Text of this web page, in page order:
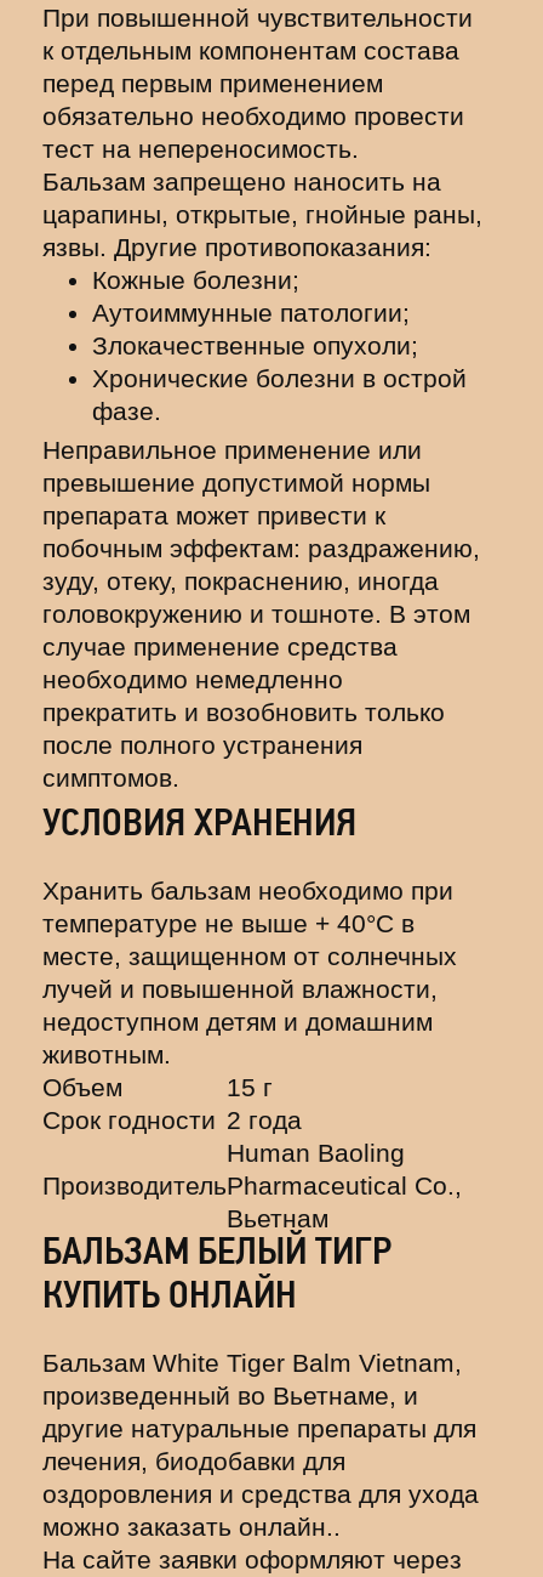
При повышенной чувствительности
к отдельным компонентам состава
перед первым применением
обязательно необходимо провести
тест на непереносимость.
Бальзам запрещено наносить на
царапины, открытые, гнойные раны,
язвы. Другие противопоказания:
Кожные болезни;
Аутоиммунные патологии;
Злокачественные опухоли;
Хронические болезни в острой
фазе.
Неправильное применение или
превышение допустимой нормы
препарата может привести к
побочным эффектам: раздражению,
зуду, отеку, покраснению, иногда
головокружению и тошноте. В этом
случае применение средства
необходимо немедленно
прекратить и возобновить только
после полного устранения
симптомов.
УСЛОВИЯ ХРАНЕНИЯ
Хранить бальзам необходимо при
температуре не выше + 40°С в
месте, защищенном от солнечных
лучей и повышенной влажности,
недоступном детям и домашним
животным.
Объем
15 г
Срок годности 2 года
Производитель
Human Baoling
Pharmaceutical Co.,
Вьетнам
БАЛЬЗАМ БЕЛЫЙ ТИГР
КУПИТЬ ОНЛАЙН
Бальзам White Tiger Balm Vietnam,
произведенный во Вьетнаме, и
другие натуральные препараты для
лечения, биодобавки для
оздоровления и средства для ухода
можно заказать онлайн..
На сайте заявки оформляют через